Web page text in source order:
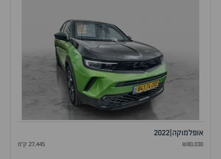
אופלמוקה 2022
₪80,030 27,445 ק"מ